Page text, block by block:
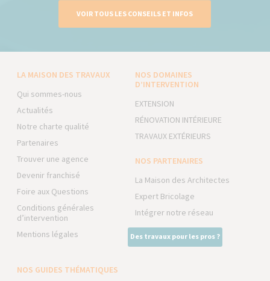
VOIR TOUS LES CONSEILS ET INFOS
LA MAISON DES TRAVAUX
Qui sommes-nous
Actualités
Notre charte qualité
Partenaires
Trouver une agence
Devenir franchisé
Foire aux Questions
Conditions générales
d’intervention
Mentions légales
NOS DOMAINES
D’INTERVENTION
EXTENSION
RÉNOVATION INTÉRIEURE
TRAVAUX EXTÉRIEURS
NOS PARTENAIRES
La Maison des Architectes
Expert Bricolage
Intégrer notre réseau
Des travaux pour les pros ?
NOS GUIDES THÉMATIQUES